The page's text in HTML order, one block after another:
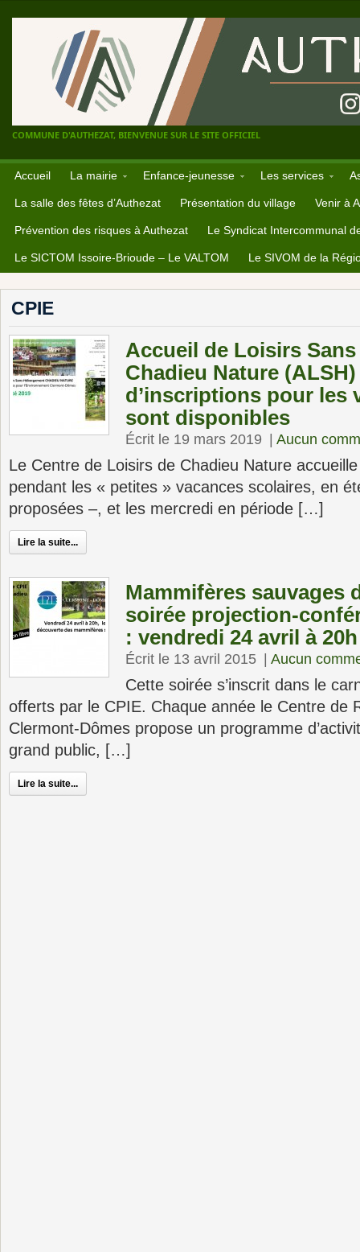
COMMUNE D'AUTHEZAT, BIENVENUE SUR LE SITE OFFICIEL
Accueil La mairie Enfance-jeunesse Les services
La salle des fêtes d’Authezat Présentation du village Venir à
Prévention des risques à Authezat Le Syndicat Intercommunal
Le SICTOM Issoire-Brioude – Le VALTOM Le SIVOM de la
CPIE
Accueil de Loisirs
Chadieu Nature
d’inscriptions pour les
sont disponibles
Écrit le 19 mars 2019 Aucun
Le Centre de Loisirs de Chadieu Nature
pendant les « petites » vacances scolaires, en
proposées –, et les mercredi en période […]
Lire la suite...
Mammifères sauvages
soirée projection-
: vendredi 24 avril à 20h
Écrit le 13 avril 2015 Aucun
Cette soirée s’inscrit dans le
offerts par le CPIE. Chaque année le Centre de
Clermont-Dômes propose un programme
grand public, […]
Lire la suite...